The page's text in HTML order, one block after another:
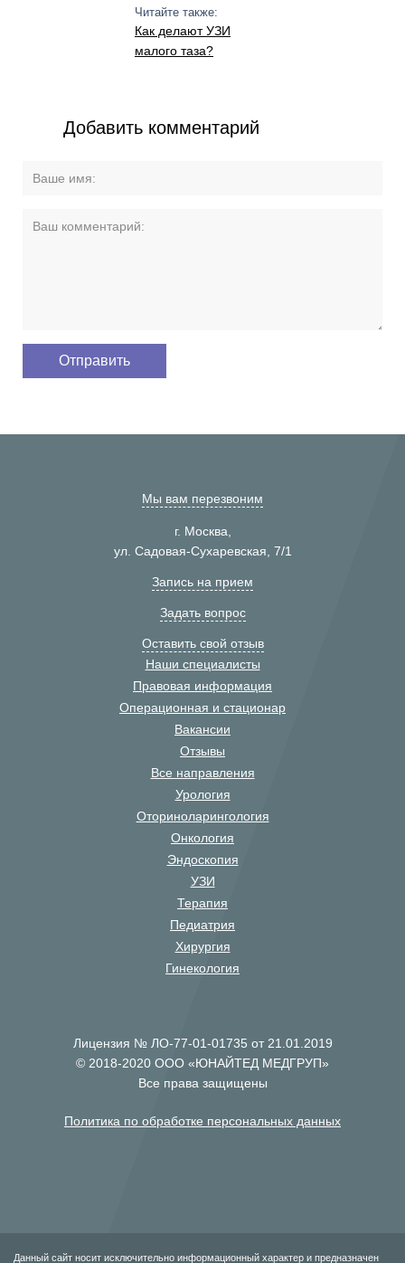
Читайте также:
Как делают УЗИ
малого таза?
Добавить комментарий
Мы вам перезвоним
г. Москва,
ул. Садовая-Сухаревская, 7/1
Запись на прием
Задать вопрос
Оставить свой отзыв
Наши специалисты
Правовая информация
Операционная и стационар
Вакансии
Отзывы
Все направления
Урология
Оториноларингология
Онкология
Эндоскопия
УЗИ
Терапия
Педиатрия
Хирургия
Гинекология
Лицензия № ЛО-77-01-01735 от 21.01.2019
© 2018-2020 ООО «ЮНАЙТЕД МЕДГРУП»
Все права защищены
Политика по обработке персональных данных
Данный сайт носит исключительно информационный характер и предназначен